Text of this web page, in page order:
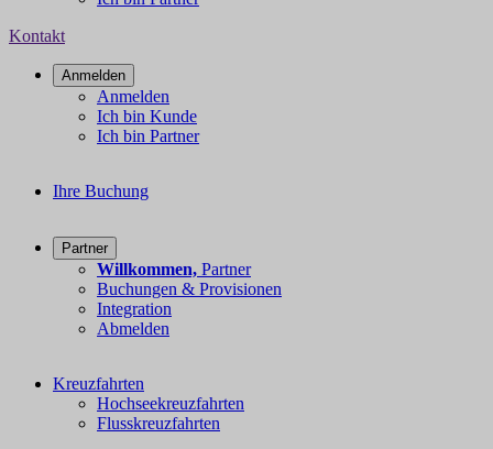
Kontakt
Anmelden
Anmelden
Ich bin Kunde
Ich bin Partner
Ihre Buchung
Partner
Willkommen, Partner
Buchungen & Provisionen
Integration
Abmelden
Kreuzfahrten
Hochseekreuzfahrten
Flusskreuzfahrten